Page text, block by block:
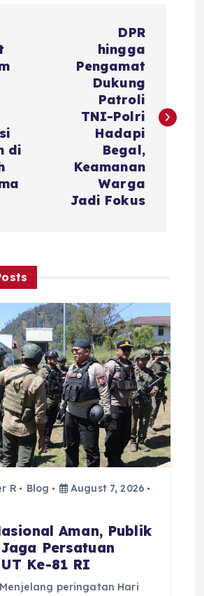
di
DPR
hingga
Pengamat
Dukung
Patroli
TNI-Polri
Hadapi
Begal,
Keamanan
Warga
Jadi Fokus
R Blog
August 7, 2026
Aman, Publik
Persatuan
Ke-81 RI
peringatan Hari